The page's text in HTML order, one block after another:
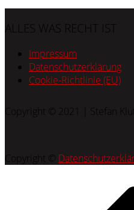
ALLES WAS RECHT IST
Impressum
Datenschutzerklärung
Cookie-Richtlinie (EU)
Copyright © 2021 | Stefan Kluth
Copyright ©